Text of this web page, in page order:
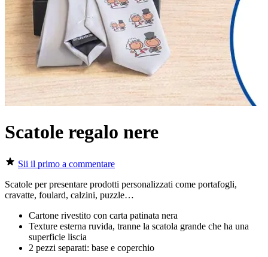
Scatole regalo nere
Sii il primo a commentare
Scatole per presentare prodotti personalizzati come portafogli,
cravatte, foulard, calzini, puzzle…
Cartone rivestito con carta patinata nera
Texture esterna ruvida, tranne la scatola grande che ha una
superficie liscia
2 pezzi separati: base e coperchio